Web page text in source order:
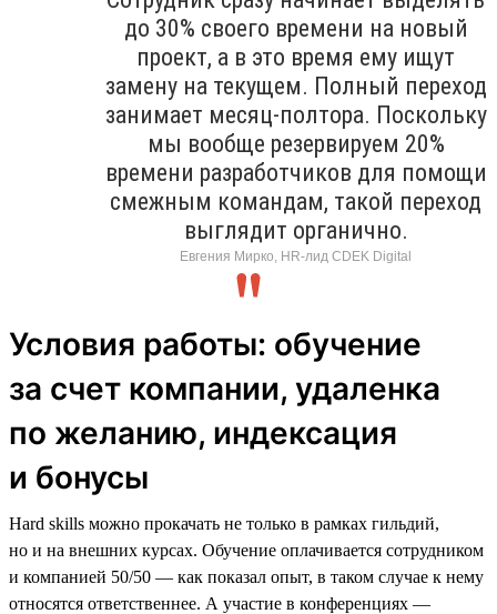
до 30% своего времени на новый
проект, а в это время ему ищут
замену на текущем. Полный переход
занимает месяц-полтора. Поскольку
мы вообще резервируем 20%
времени разработчиков для помощи
смежным командам, такой переход
выглядит органично.
Евгения Мирко, HR-лид CDEK Digital
Условия работы: обучение
за счет компании, удаленка
по желанию, индексация
и бонусы
Hard skills можно прокачать не только в рамках гильдий,
но и на внешних курсах. Обучение оплачивается сотрудником
и компанией 50/50 — как показал опыт, в таком случае к нему
относятся ответственнее. А участие в конференциях —